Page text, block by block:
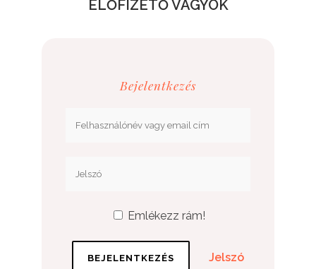
ELŐFIZETŐ VAGYOK
Bejelentkezés
Emlékezz rám!
Jelszó